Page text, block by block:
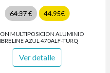
64.37€ 44.95€
MULTIPOSICION ALUMINIO
AZUL 470ALF-TURQ
Ver detalle